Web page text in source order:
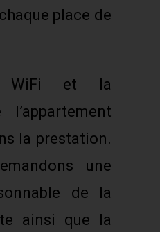
place de
WiFi et la
la prestation.
une
de la
ainsi que la